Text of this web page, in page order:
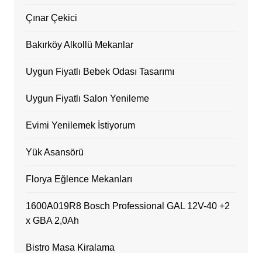
Çınar Çekici
Bakırköy Alkollü Mekanlar
Uygun Fiyatlı Bebek Odası Tasarımı
Uygun Fiyatlı Salon Yenileme
Evimi Yenilemek İstiyorum
Yük Asansörü
Florya Eğlence Mekanları
1600A019R8 Bosch Professional GAL 12V-40 +2
x GBA 2,0Ah
Bistro Masa Kiralama